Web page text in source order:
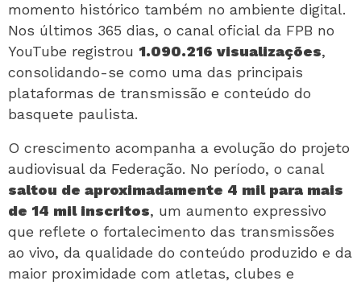
momento histórico também no ambiente digital.
Nos últimos 365 dias, o canal oficial da FPB no
YouTube registrou 1.090.216 visualizações,
consolidando-se como uma das principais
plataformas de transmissão e conteúdo do
basquete paulista.
O crescimento acompanha a evolução do projeto
audiovisual da Federação. No período, o canal
saltou de aproximadamente 4 mil para mais
de 14 mil inscritos, um aumento expressivo
que reflete o fortalecimento das transmissões
ao vivo, da qualidade do conteúdo produzido e da
maior proximidade com atletas, clubes e